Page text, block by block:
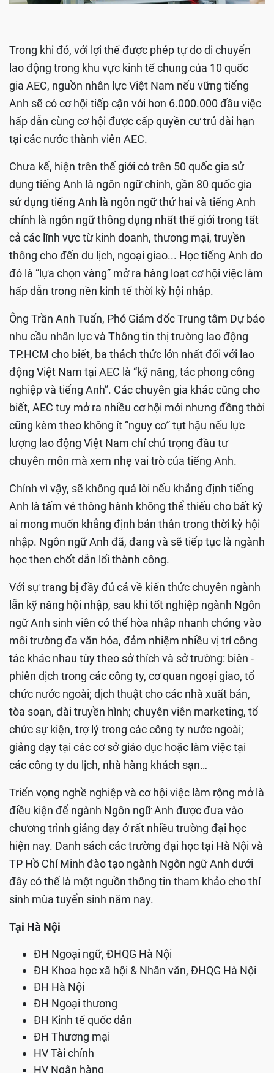
Trong khi đó, với lợi thế được phép tự do di chuyển
lao động trong khu vực kinh tế chung của 10 quốc
gia AEC, nguồn nhân lực Việt Nam nếu vững tiếng
Anh sẽ có cơ hội tiếp cận với hơn 6.000.000 đầu việc
hấp dẫn cùng cơ hội được cấp quyền cư trú dài hạn
tại các nước thành viên AEC.
Chưa kể, hiện trên thế giới có trên 50 quốc gia sử
dụng tiếng Anh là ngôn ngữ chính, gần 80 quốc gia
sử dụng tiếng Anh là ngôn ngữ thứ hai và tiếng Anh
chính là ngôn ngữ thông dụng nhất thế giới trong tất
cả các lĩnh vực từ kinh doanh, thương mại, truyền
thông cho đến du lịch, ngoại giao... Học tiếng Anh do
đó là “lựa chọn vàng” mở ra hàng loạt cơ hội việc làm
hấp dẫn trong nền kinh tế thời kỳ hội nhập.
Ông Trần Anh Tuấn, Phó Giám đốc Trung tâm Dự báo
nhu cầu nhân lực và Thông tin thị trường lao động
TP.HCM cho biết, ba thách thức lớn nhất đối với lao
động Việt Nam tại AEC là “kỹ năng, tác phong công
nghiệp và tiếng Anh”. Các chuyên gia khác cũng cho
biết, AEC tuy mở ra nhiều cơ hội mới nhưng đồng thời
cũng kèm theo không ít “nguy cơ” tụt hậu nếu lực
lượng lao động Việt Nam chỉ chú trọng đầu tư
chuyên môn mà xem nhẹ vai trò của tiếng Anh.
Chính vì vậy, sẽ không quá lời nếu khẳng định tiếng
Anh là tấm vé thông hành không thể thiếu cho bất kỳ
ai mong muốn khẳng định bản thân trong thời kỳ hội
nhập. Ngôn ngữ Anh đã, đang và sẽ tiếp tục là ngành
học then chốt dẫn lối thành công.
Với sự trang bị đầy đủ cả về kiến thức chuyên ngành
lẫn kỹ năng hội nhập, sau khi tốt nghiệp ngành Ngôn
ngữ Anh sinh viên có thể hòa nhập nhanh chóng vào
môi trường đa văn hóa, đảm nhiệm nhiều vị trí công
tác khác nhau tùy theo sở thích và sở trường: biên -
phiên dịch trong các công ty, cơ quan ngoại giao, tổ
chức nước ngoài; dịch thuật cho các nhà xuất bản,
tòa soạn, đài truyền hình; chuyên viên marketing, tổ
chức sự kiện, trợ lý trong các công ty nước ngoài;
giảng dạy tại các cơ sở giáo dục hoặc làm việc tại
các công ty du lịch, nhà hàng khách sạn…
Triển vọng nghề nghiệp và cơ hội việc làm rộng mở là
điều kiện để ngành Ngôn ngữ Anh được đưa vào
chương trình giảng dạy ở rất nhiều trường đại học
hiện nay. Danh sách các trường đại học tại Hà Nội và
TP Hồ Chí Minh đào tạo ngành Ngôn ngữ Anh dưới
đây có thể là một nguồn thông tin tham khảo cho thí
sinh mùa tuyển sinh năm nay.
Tại Hà Nội
ĐH Ngoại ngữ, ĐHQG Hà Nội
ĐH Khoa học xã hội & Nhân văn, ĐHQG Hà Nội
ĐH Hà Nội
ĐH Ngoại thương
ĐH Kinh tế quốc dân
ĐH Thương mại
HV Tài chính
HV Ngân hàng